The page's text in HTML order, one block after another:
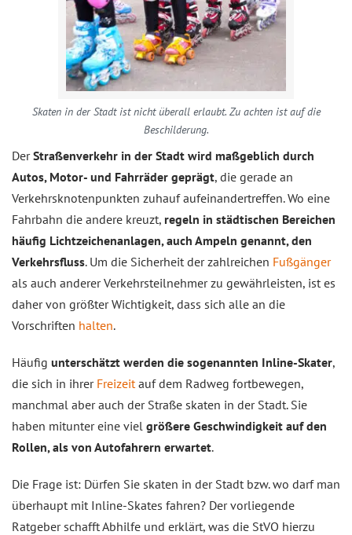
Skaten in der Stadt ist nicht überall erlaubt. Zu achten ist auf die
Beschilderung.
DerStraßenverkehr in der Stadt wird maßgeblich durch
Autos, Motor- und Fahrräder geprägt, die gerade an
Verkehrsknotenpunkten zuhauf aufeinandertreffen. Wo eine
Fahrbahn die andere kreuzt, regeln in städtischen Bereichen
häufig Lichtzeichenanlagen, auch Ampeln genannt, den
Verkehrsfluss. Um die Sicherheit der zahlreichen Fußgänger
als auch anderer Verkehrsteilnehmer zu gewährleisten, ist es
daher von größter Wichtigkeit, dass sich alle an die
Vorschriften halten.
Häufig unterschätzt werden die sogenannten Inline-Skater,
die sich in ihrer Freizeitauf dem Radweg fortbewegen,
manchmal aber auch der Straße skaten in der Stadt. Sie
haben mitunter eine viel größere Geschwindigkeit auf den
Rollen, als von Autofahrern erwartet.
Die Frage ist: Dürfen Sie skaten in der Stadt bzw. wo darf man
überhaupt mit Inline-Skates fahren? Der vorliegende
Ratgeber schafft Abhilfe und erklärt, was die StVO hierzu